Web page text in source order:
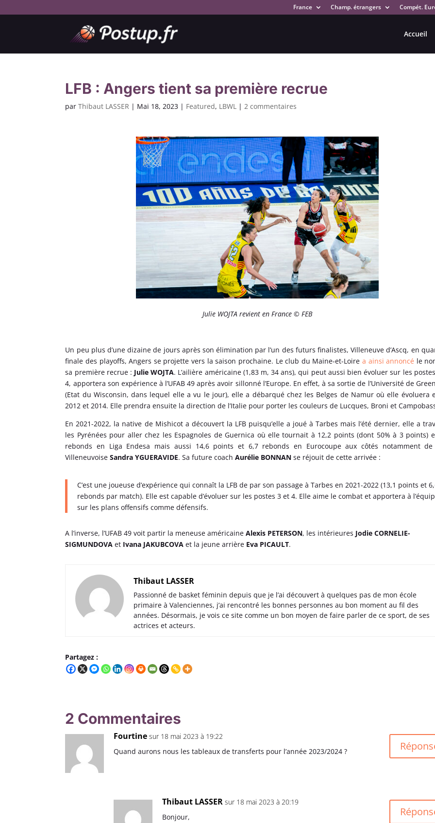
France Champ. étrangers Compét.
Accueil
LFB : Angers tient sa première recrue
parThibaut LASSER | Mai 18, 2023 | Featured, LBWL |2 commentaires
Julie WOJTA revient en France © FEB
Un peu plus d’une dizaine de jours après son élimination par l’un des futurs finalistes, Villeneuve d’Ascq, en
finale des playoffs, Angers se projette vers la saison prochaine. Le club du Maine-et-Loire a ainsi annoncé le
sa première recrue : Julie WOJTA. L’ailière américaine (1,83 m, 34 ans), qui peut aussi bien évoluer sur les
4, apportera son expérience à l’UFAB 49 après avoir sillonné l’Europe. En effet, à sa sortie de l’Université de
(Etat du Wisconsin, dans lequel elle a vu le jour), elle a débarqué chez les Belges de Namur où elle évoluera
2012 et 2014. Elle prendra ensuite la direction de l’Italie pour porter les couleurs de Lucques, Broni et
En 2021-2022, la native de Mishicot a découvert la LFB puisqu’elle a joué à Tarbes mais l’été dernier, elle a
les Pyrénées pour aller chez les Espagnoles de Guernica où elle tournait à 12,2 points (dont 50% à 3 points)
rebonds en Liga Endesa mais aussi 14,6 points et 6,7 rebonds en Eurocoupe aux côtés notamment de
VilleneuvoiseSandra YGUERAVIDE. Sa future coachAurélie BONNAN se réjouit de cette arrivée :
C’est une joueuse d’expérience qui connaît la LFB de par son passage à Tarbes en 2021-2022 (13,1 points et
rebonds par match). Elle est capable d’évoluer sur les postes 3 et 4. Elle aime le combat et apportera à
sur les plans offensifs comme défensifs.
A l’inverse, l’UFAB 49 voit partir la meneuse américaineAlexis PETERSON, les intérieures Jodie CORNELIE-
SIGMUNDOVA et Ivana JAKUBCOVA et la jeune arrière Eva PICAULT.
Thibaut LASSER
Passionné de basket féminin depuis que je l’ai découvert à quelques pas de mon école
primaire à Valenciennes, j’ai rencontré les bonnes personnes au bon moment au fil des
années. Désormais, je vois ce site comme un bon moyen de faire parler de ce sport, de ses
actrices et acteurs.
Partagez :
2 Commentaires
Fourtine sur 18 mai 2023 à 19:22
Quand aurons nous les tableaux de transferts pour l’année 2023/2024 ?
Thibaut LASSER sur 18 mai 2023 à 20:19
Bonjour,